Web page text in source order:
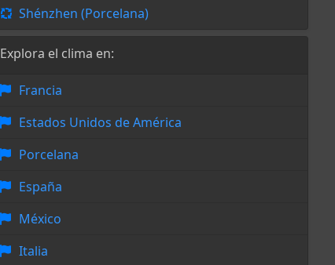
Shénzhen (Porcelana)
Explora el clima en:
Francia
Estados Unidos de América
Porcelana
España
México
Italia